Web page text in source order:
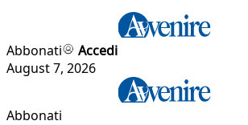
Abbonati
Accedi
August 7, 2026
Abbonati